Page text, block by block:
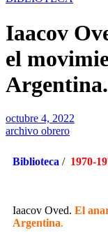
Iaacov
el
Argentina.
octubre 4, 2022
archivo obrero
Biblioteca / 1970-
Iaacov Oved. El
Argentina.